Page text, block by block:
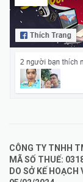
CÔNG TY TNHH
MÃ SỐ THUẾ:
DO SỞ KẾ